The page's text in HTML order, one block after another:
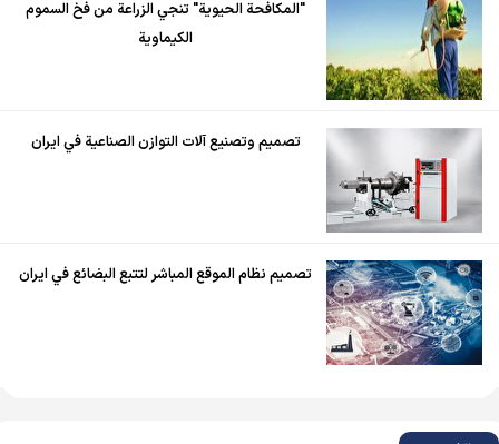
"المكافحة الحيوية" تنجي الزراعة من فخ السموم
الكيماوية
تصميم وتصنيع آلات التوازن الصناعية في ايران
تصميم نظام الموقع المباشر لتتبع البضائع في ايران